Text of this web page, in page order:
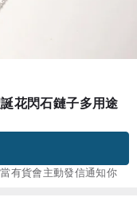
花閃石鏈子多用途
有貨會主動發信通知你